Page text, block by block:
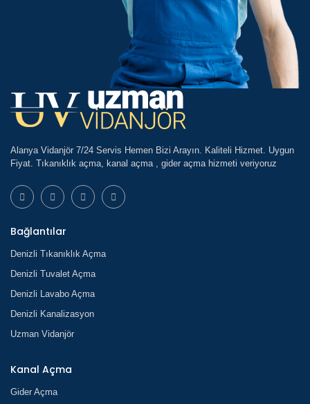
Alanya Vidanjör 7/24 Servis Hemen Bizi Arayın. Kaliteli Hizmet. Uygun
Fiyat. Tıkanıklık açma, kanal açma , gider açma hizmeti veriyoruz
Bağlantılar
Denizli Tıkanıklık Açma
Denizli Tuvalet Açma
Denizli Lavabo Açma
Denizli Kanalizasyon
Uzman Vidanjör
Kanal Açma
Gider Açma